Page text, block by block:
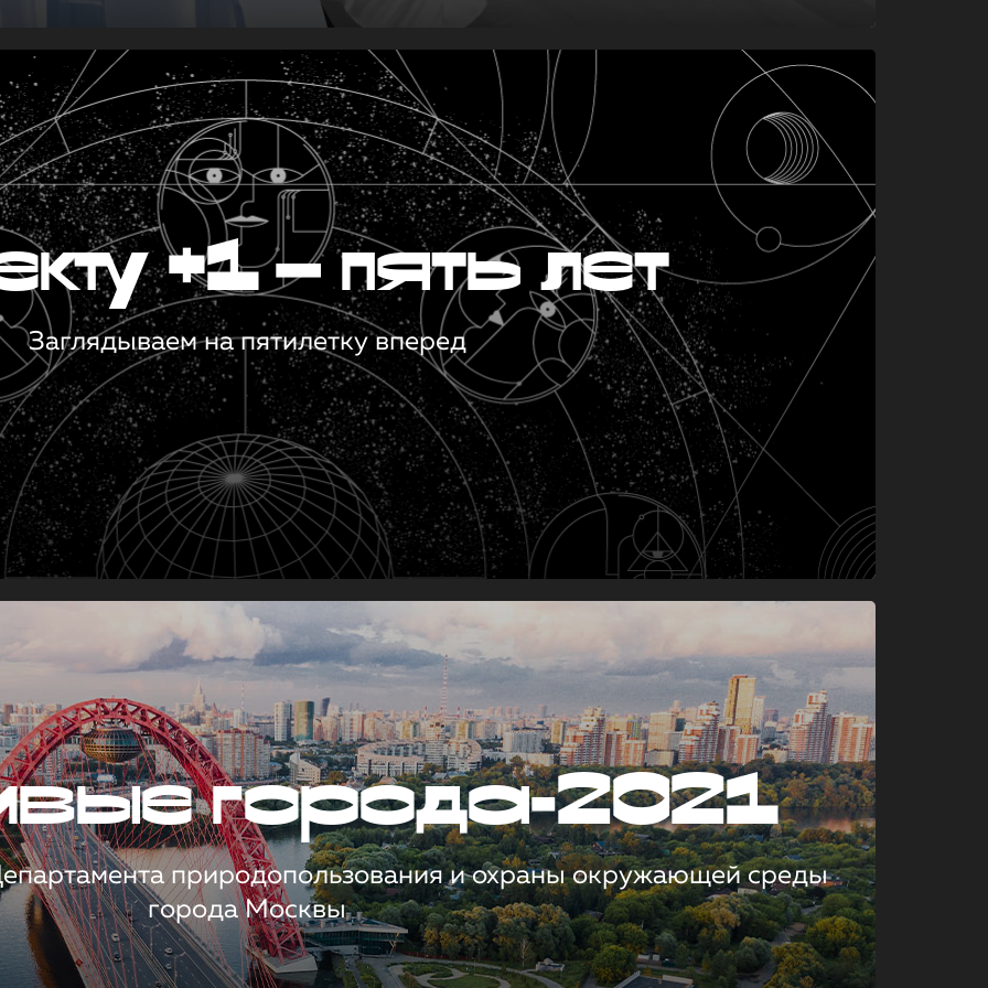
+1 — пять лет
Заглядываем на пятилетку вперед
города-2021
природопользования и охраны окружающей среды
города Москвы